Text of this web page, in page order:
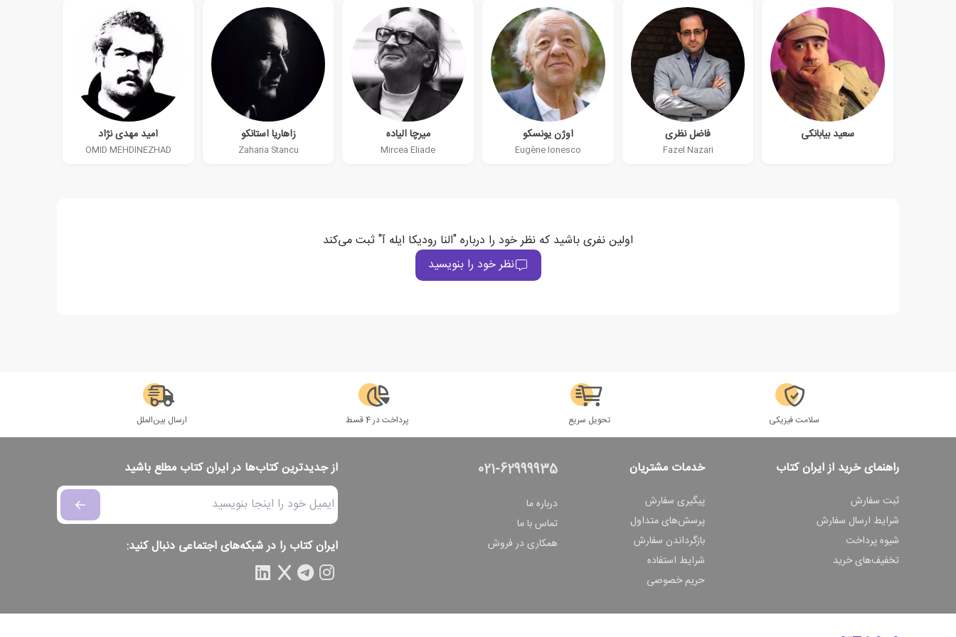
سعید بیابانکی فاضل نظری
Fazel Nazari
اوژن یونسکو
Eugène Ionesco
میرچا الیاده
Mircea Eliade
زاهاریا استانکو
Zaharia Stancu
امید مهدی نژاد
OMID MEHDINEZHAD
اولین نفری باشید که نظر خود را درباره "النا رودیکا ایله آ" ثبت می‌کند
نظر خود را بنویسید
سلامت فیزیکی تحویل سریع پرداخت در 4 قسط ارسال بین‌الملل
راهنمای خرید از ایران کتاب
ثبت سفارش
شرایط ارسال سفارش
شیوه پرداخت
تخفیف‌های خرید
خدمات مشتریان
پیگیری سفارش
پرسش‌های متداول
بازگرداندن سفارش
شرایط استفاده
حریم خصوصی
021-62999935
درباره ما
تماس با ما
همکاری در فروش
از جدیدترین کتاب‌ها در ایران کتاب مطلع باشید
ایران کتاب را در شبکه‌های اجتماعی دنبال کنید: